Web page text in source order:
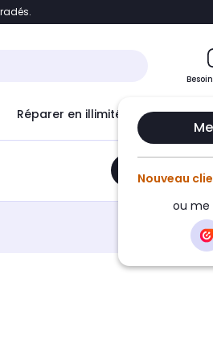
Accéder directement au
Nouveau
ou me
Réparer en illimité avec Le Club
Ajouter au